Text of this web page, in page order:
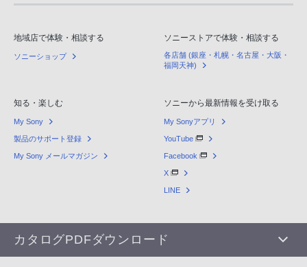
地域店で体験・相談する
ソニーショップ
ソニーストアで体験・相談する
各店舗 (銀座・札幌・名古屋・大阪・
福岡天神)
知る・楽しむ
My Sony
製品のサポート登録
My Sony メールマガジン
ソニーから最新情報を受け取る
My Sonyアプリ
YouTube
Facebook
X
LINE
カタログPDFダウンロード